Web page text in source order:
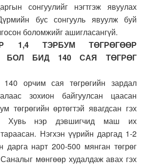
сонгуулийг нэгтгэж явуулах
бус сонгууль явуулж буй
боломжийг ашигласангүй.
1,4 ТЭРБУМ ТӨГРӨГӨӨР
БОЛ БИД 140 САЯ ТӨГРӨГ
140 орчим сая төгрөгийн зардал
зохион байгуулсан цаасан
төгрөгийн өртөгтэй явагдсан гэх
Хувь нэр дэвшигчид маш их
Нэгхэн үүрийн даргад 1-2
дарга нарт 200-500 мянган төгрөг
мөнгөөр худалдаж авах гэх